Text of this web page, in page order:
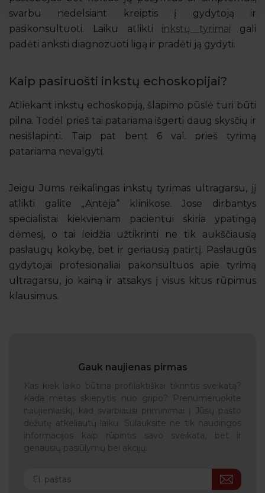
svarbu nedelsiant kreiptis į gydytoją ir
pasikonsultuoti. Laiku atlikti inkstų tyrimai gali
padėti anksti diagnozuoti ligą ir pradėti ją gydyti.
Kaip pasiruošti inkstų echoskopijai?
Atliekant inkstų echoskopiją, šlapimo pūslė turi būti
pilna. Todėl prieš tai patariama išgerti daug skysčių ir
nesišlapinti. Taip pat bent 6 val. prieš tyrimą
patariama nevalgyti.
Jeigu Jums reikalingas inkstų tyrimas ultragarsu, jį
atlikti galite „Antėja“ klinikose. Jose dirbantys
specialistai kiekvienam pacientui skiria ypatingą
dėmesį, o tai leidžia užtikrinti ne tik aukščiausią
paslaugų kokybę, bet ir geriausią patirtį. Paslaugūs
gydytojai profesionaliai pakonsultuos apie tyrimą
ultragarsu, jo kainą ir atsakys į visus kitus rūpimus
klausimus.
Gauk naujienas pirmas
Kas kiek laiko būtina profilaktiškai tikrintis sveikatą?
Kada metas skiepytis nuo gripo? Prenumeruokite
naujienlaiškį, kad svarbiausi priminimai į Jūsų pašto
dėžutę atkeliautų laiku. Sulauksite ne tik naudingos
informacijos kaip rūpintis savo sveikata, bet ir
geriausių pasiūlymų bei akcijų.